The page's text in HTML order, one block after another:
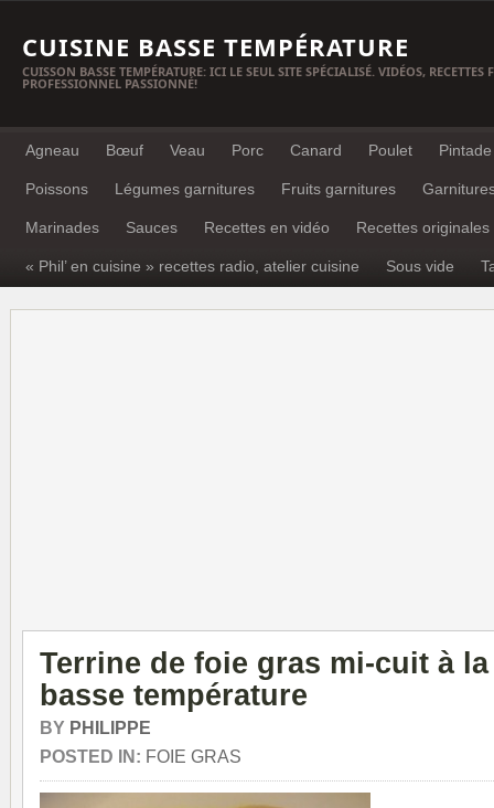
CUISINE BASSE TEMPÉRATURE
CUISSON BASSE TEMPÉRATURE: ICI LE SEUL SITE SPÉCIALISÉ. VIDÉOS, RECETTES
PROFESSIONNEL PASSIONNÉ!
Agneau Bœuf Veau Porc Canard Poulet Pintade
Poissons Légumes garnitures Fruits garnitures
Marinades Sauces Recettes en vidéo Recettes originales
« Phil’ en cuisine » recettes radio, atelier cuisine Sous vide
Terrine de foie gras mi-cuit à
basse température
BY PHILIPPE
POSTED IN: FOIE GRAS